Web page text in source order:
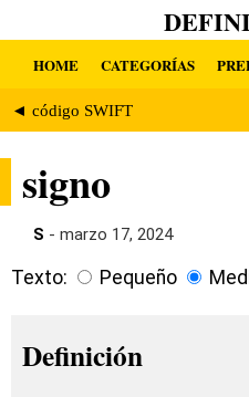
HOME CATEGORÍAS
◄ código SWIFT
signo
S - marzo 17, 2024
Texto: Pequeño
Definición